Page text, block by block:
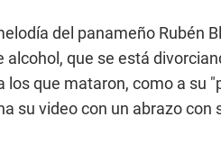
del panameño Rubén
que se está
que mataron, como a su
su video con un abrazo con